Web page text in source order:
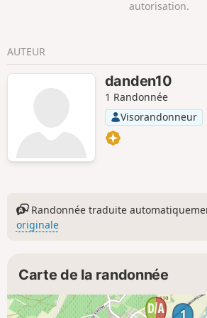
autorisation.
AUTEUR
danden10
1 Randonnée
Visorandonneur
Randonnée traduite
originale
Carte de la randonnée
1